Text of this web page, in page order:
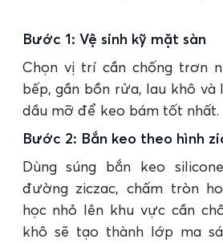
Bước 1: Vệ sinh kỹ mặt sàn
Chọn vị trí cần chống trơn
bếp, gần bồn rửa, lau khô và
dầu mỡ để keo bám tốt nhất.
Bước 2: Bắn keo theo hình
Dùng súng bắn keo
đường ziczac, chấm tròn
học nhỏ lên khu vực cần
khô sẽ tạo thành lớp ma